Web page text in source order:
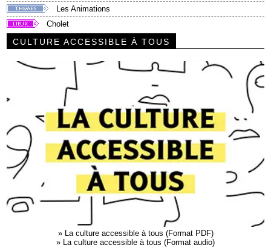
Les Animations
Cholet
CULTURE ACCESSIBLE À TOUS
» La culture accessible à tous (Format PDF)
» La culture accessible à tous (Format audio)